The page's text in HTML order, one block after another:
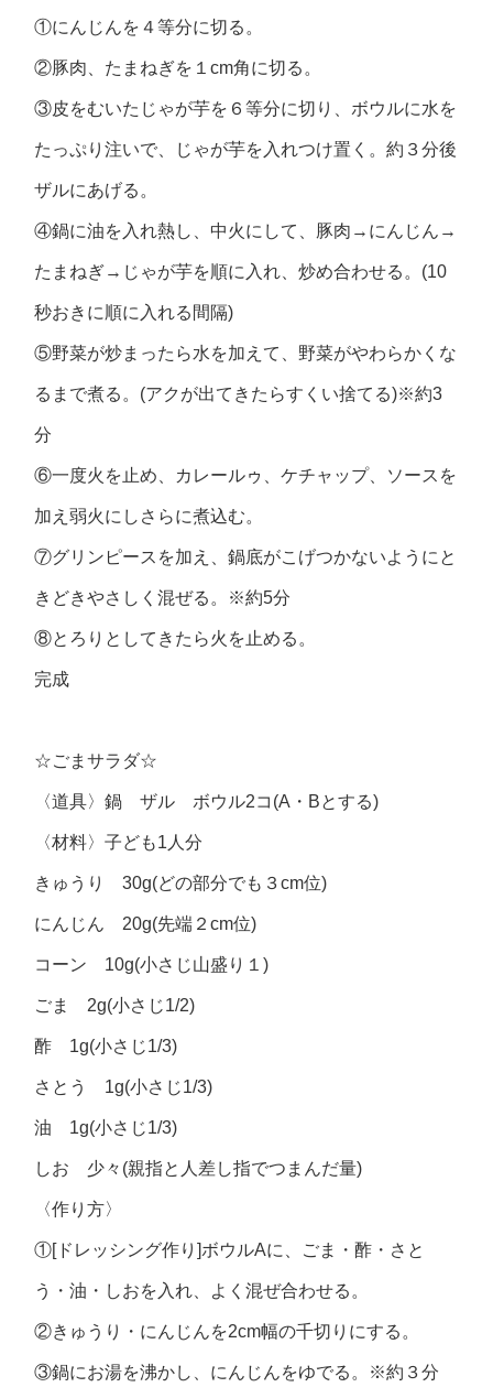
①にんじんを４等分に切る。
②豚肉、たまねぎを１cm角に切る。
③皮をむいたじゃが芋を６等分に切り、ボウルに水を
たっぷり注いで、じゃが芋を入れつけ置く。約３分後
ザルにあげる。
④鍋に油を入れ熱し、中火にして、豚肉→にんじん→
たまねぎ→じゃが芋を順に入れ、炒め合わせる。(10
秒おきに順に入れる間隔)
⑤野菜が炒まったら水を加えて、野菜がやわらかくな
るまで煮る。(アクが出てきたらすくい捨てる)※約3
分
⑥一度火を止め、カレールゥ、ケチャップ、ソースを
加え弱火にしさらに煮込む。
⑦グリンピースを加え、鍋底がこげつかないようにと
きどきやさしく混ぜる。※約5分
⑧とろりとしてきたら火を止める。
完成
☆ごまサラダ☆
〈道具〉鍋 ザル ボウル2コ(A・Bとする)
〈材料〉子ども1人分
きゅうり 30g(どの部分でも３cm位)
にんじん 20g(先端２cm位)
コーン 10g(小さじ山盛り１)
ごま 2g(小さじ1/2)
酢 1g(小さじ1/3)
さとう 1g(小さじ1/3)
油 1g(小さじ1/3)
しお 少々(親指と人差し指でつまんだ量)
〈作り方〉
①[ドレッシング作り]ボウルAに、ごま・酢・さと
う・油・しおを入れ、よく混ぜ合わせる。
②きゅうり・にんじんを2cm幅の千切りにする。
③鍋にお湯を沸かし、にんじんをゆでる。※約３分